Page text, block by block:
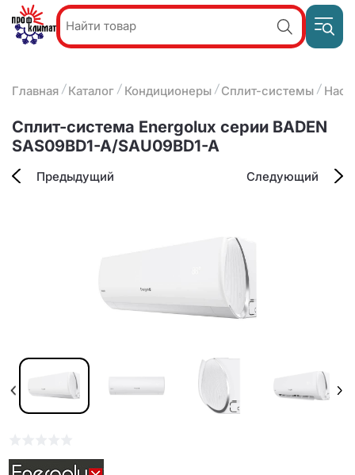
Акции и
О компании
Наши услуги
Оплата и доставка
8
25-
Главная Каталог Кондиционеры Сплит-системы
Сплит-система Energolux серии BADEN
SAS09BD1-A/SAU09BD1-A
Предыдущий Следующий